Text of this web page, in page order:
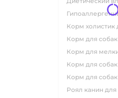
корм
корм для
корм для
корм для
корм для
роял канин